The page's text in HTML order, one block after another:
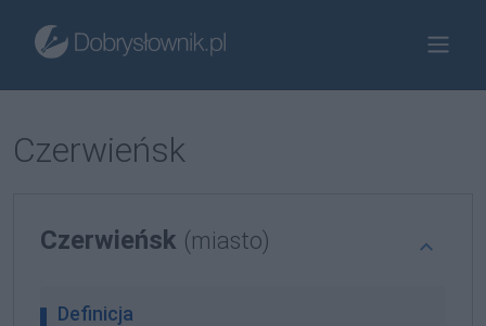
Czerwieńsk
Czerwieńsk (miasto)
Definicja